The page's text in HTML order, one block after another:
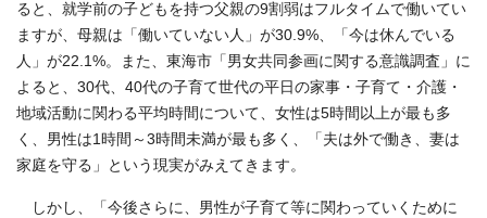
ると、就学前の子どもを持つ父親の9割弱はフルタイムで働いてい
ますが、母親は「働いていない人」が30.9%、「今は休んでいる
人」が22.1%。また、東海市「男女共同参画に関する意識調査」に
よると、30代、40代の子育て世代の平日の家事・子育て・介護・
地域活動に関わる平均時間について、女性は5時間以上が最も多
く、男性は1時間～3時間未満が最も多く、「夫は外で働き、妻は
家庭を守る」という現実がみえてきます。
しかし、「今後さらに、男性が子育て等に関わっていくために